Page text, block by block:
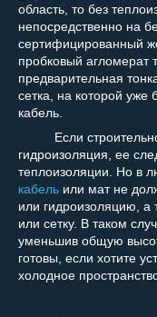
область, то без
непосредственно на
сертифицированный
пробковый
предварительная
сетка, на которой уже
кабель.
Если
гидроизоляция, ее
теплоизоляции. Но в
кабель или мат не
или гидроизоляцию, а
или сетку. В таком
уменьшив общую
готовы, если хотите
холодное